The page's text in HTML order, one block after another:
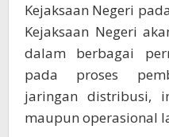
Kejaksaan Negeri
Kejaksaan Negeri
dalam berbagai
pada proses
jaringan distribusi,
maupun operasional